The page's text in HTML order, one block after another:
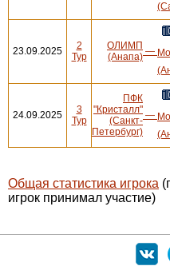
23.09.2025
2
Тур
ОЛИМП
(Анапа) —
24.09.2025
3
Тур
ПФК
"Кристалл"
(Санкт-
Петербург)
—
Общая статистика игрока
игрок принимал участие)